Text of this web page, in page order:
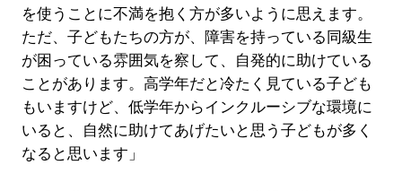
を使うことに不満を抱く方が多いように思えます。
ただ、子どもたちの方が、障害を持っている同級生
が困っている雰囲気を察して、自発的に助けている
ことがあります。高学年だと冷たく見ている子ども
もいますけど、低学年からインクルーシブな環境に
いると、自然に助けてあげたいと思う子どもが多く
なると思います」